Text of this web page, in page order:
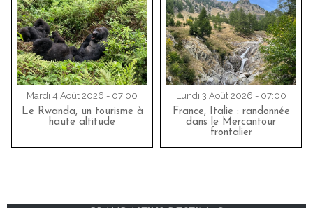
Mardi 4 Août 2026 - 07:00
Le Rwanda, un tourisme à
haute altitude
Lundi 3 Août 2026 - 07:00
France, Italie : randonnée
dans le Mercantour
frontalier